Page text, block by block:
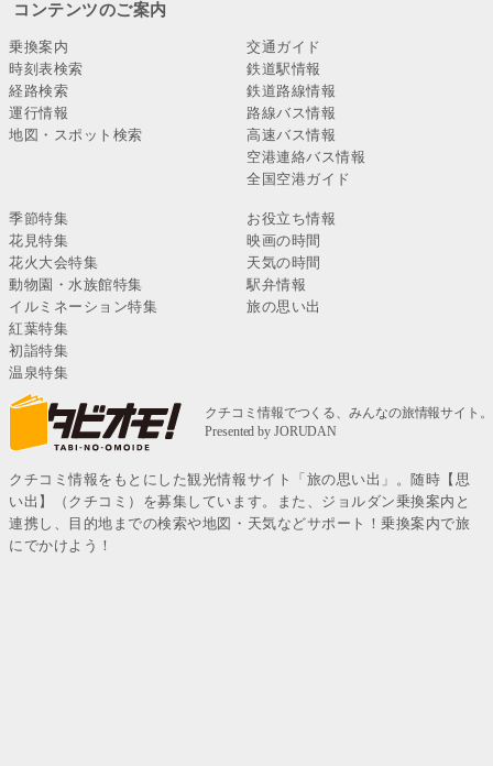
コンテンツのご案内
乗換案内
時刻表検索
経路検索
運行情報
地図・スポット検索
交通ガイド
鉄道駅情報
鉄道路線情報
路線バス情報
高速バス情報
空港連絡バス情報
全国空港ガイド
季節特集
花見特集
花火大会特集
動物園・水族館特集
イルミネーション特集
紅葉特集
初詣特集
温泉特集
お役立ち情報
映画の時間
天気の時間
駅弁情報
旅の思い出
クチコミ情報をもとにした観光情報サイト「旅の思い出」。随時【思
い出】（クチコミ）を募集しています。また、ジョルダン乗換案内と
連携し、目的地までの検索や地図・天気などサポート！乗換案内で旅
にでかけよう！